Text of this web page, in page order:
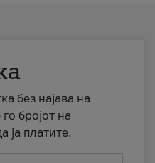
без најава на
бројот на
ја платите.